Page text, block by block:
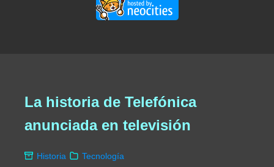
La historia de Telefónica
anunciada en televisión
Historia Tecnología